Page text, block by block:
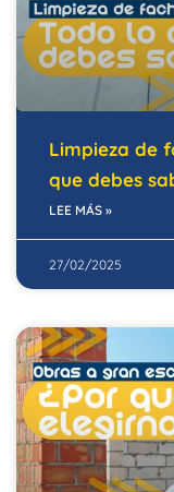
Limpieza de
que debes
LEE MÁS »
27/02/2025